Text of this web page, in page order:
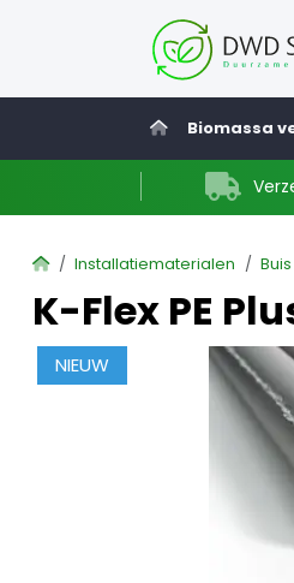
Home
Biomassa
HomeInstallatiematerialen
K-Flex PE
NIEUW